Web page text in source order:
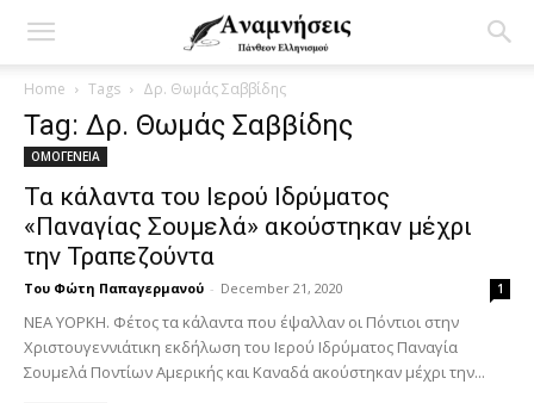
Home Tags Δρ. Θωμάς Σαββίδης
Tag: Δρ. Θωμάς Σαββίδης
ΟΜΟΓΕΝΕΙΑ
Τα κάλαντα του Ιερού Ιδρύματος
«Παναγίας Σουμελά» ακούστηκαν μέχρι
την Τραπεζούντα
Του Φώτη Παπαγερμανού - December 21, 2020 1
ΝΕΑ ΥΟΡΚΗ. Φέτος τα κάλαντα που έψαλλαν οι Πόντιοι στην
Χριστουγεννιάτικη εκδήλωση του Ιερού Ιδρύματος Παναγία
Σουμελά Ποντίων Αμερικής και Καναδά ακούστηκαν μέχρι την...